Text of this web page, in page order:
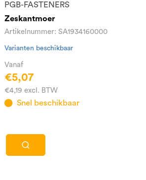
PGB-FASTENERS
Zeskantmoer
Artikelnummer: SA1934160000
Varianten beschikbaar
Vanaf
€5,07
€4,19 excl. BTW
Snel beschikbaar